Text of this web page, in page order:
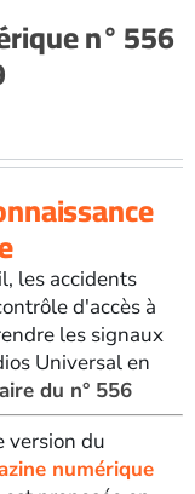
n° 556
les accidents
d'accès à
les signaux
Universal en
du n° 556
version du
numérique